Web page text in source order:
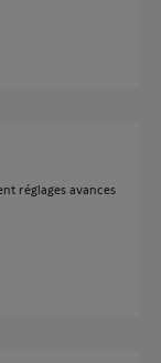
réglages avances